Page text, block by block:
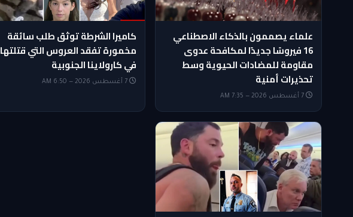
علماء يصممون بالذكاء الاصطناعي
16 فيروسًا جديدًا لمكافحة عدوى
مقاومة للمضادات الحيوية وسط
تحذيرات أمنية
كاميرا الشرطة توثق طلب سائقة
مخمورة تفقد العروس التي قتلتها
في كارولاينا الجنوبية
7 أغسطس 2026 — 6:50 AM